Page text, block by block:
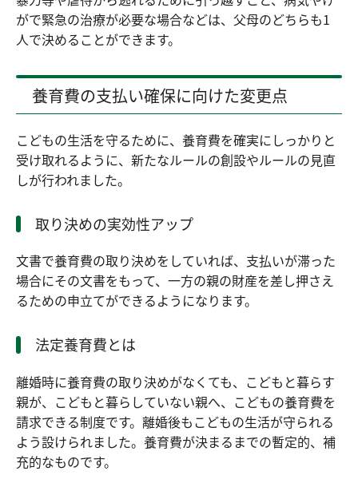
がで緊急の治療が必要な場合などは、父母のどちらも1
人で決めることができます。
養育費の支払い確保に向けた変更点
こどもの生活を守るために、養育費を確実にしっかりと
受け取れるように、新たなルールの創設やルールの見直
しが行われました。
取り決めの実効性アップ
文書で養育費の取り決めをしていれば、支払いが滞った
場合にその文書をもって、一方の親の財産を差し押さえ
るための申立てができるようになります。
法定養育費とは
離婚時に養育費の取り決めがなくても、こどもと暮らす
親が、こどもと暮らしていない親へ、こどもの養育費を
請求できる制度です。離婚後もこどもの生活が守られる
よう設けられました。養育費が決まるまでの暫定的、補
充的なものです。